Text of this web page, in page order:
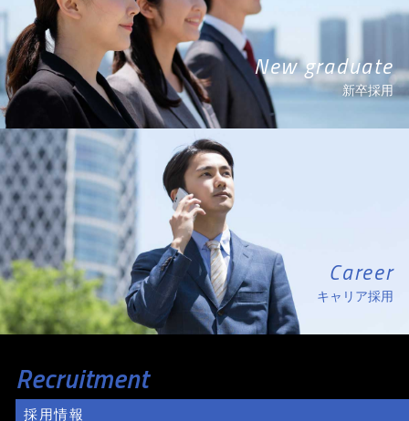
New graduate
新卒採用
Career
キャリア採用
Recruitment
採用情報